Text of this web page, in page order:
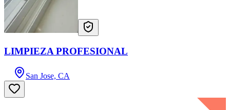
LIMPIEZA PROFESIONAL
San Jose, CA